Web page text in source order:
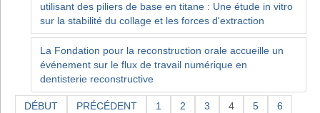
utilisant des piliers de base en titane : Une étude in vitro
sur la stabilité du collage et les forces d'extraction
La Fondation pour la reconstruction orale accueille un
événement sur le flux de travail numérique en
dentisterie reconstructive
DÉBUT PRÉCÉDENT 1 2 3 4 5 6